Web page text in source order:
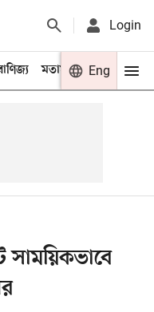
Login
মতামত খেলা
Eng